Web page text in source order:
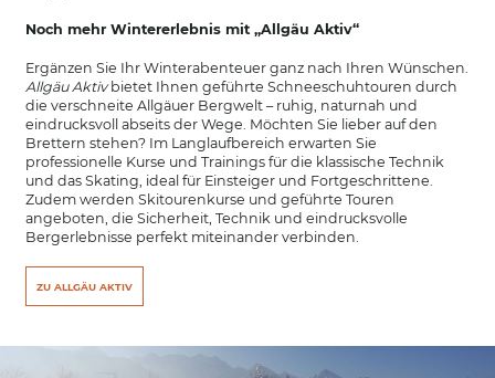
Noch mehr Wintererlebnis mit „Allgäu Aktiv“
Ergänzen Sie Ihr Winterabenteuer ganz nach Ihren Wünschen.
Allgäu Aktivbietet Ihnen geführte Schneeschuhtouren durch
die verschneite Allgäuer Bergwelt – ruhig, naturnah und
eindrucksvoll abseits der Wege. Möchten Sie lieber auf den
Brettern stehen? Im Langlaufbereich erwarten Sie
professionelle Kurse und Trainings für die klassische Technik
und das Skating, ideal für Einsteiger und Fortgeschrittene.
Zudem werden Skitourenkurse und geführte Touren
angeboten, die Sicherheit, Technik und eindrucksvolle
Bergerlebnisse perfekt miteinander verbinden.
ZU ALLGÄU AKTIV